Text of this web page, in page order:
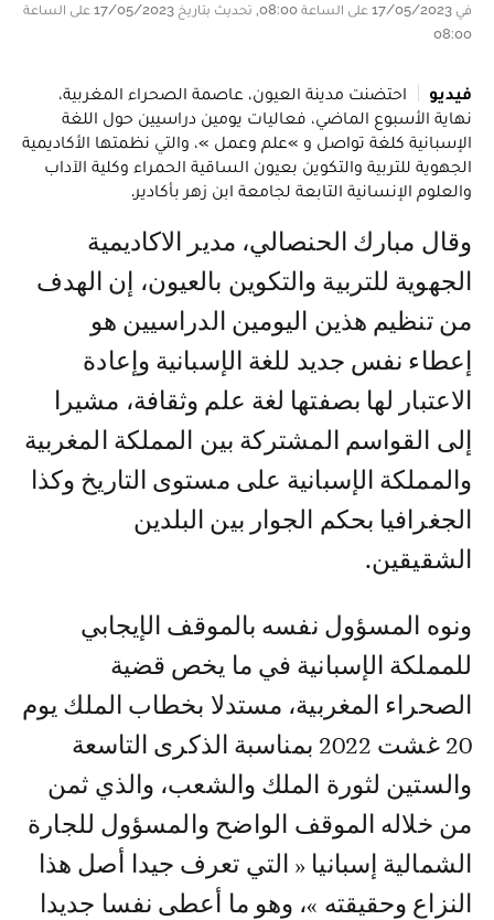
في 17/05/2023 على الساعة 08:00, تحديث بتاريخ 17/05/2023 على الساعة
08:00
فيديو
احتضنت مدينة العيون، عاصمة الصحراء المغربية،
نهاية الأسبوع الماضي، فعاليات يومين دراسيين حول اللغة
الإسبانية كلغة تواصل و »علم وعمل »، والتي نظمتها الأكاديمية
الجهوية للتربية والتكوين بعيون الساقية الحمراء وكلية الآداب
والعلوم الإنسانية التابعة لجامعة ابن زهر بأكادير.
وقال مبارك الحنصالي، مدير الاكاديمية
الجهوية للتربية والتكوين بالعيون، إن الهدف
من تنظيم هذين اليومين الدراسيين هو
إعطاء نفس جديد للغة الإسبانية وإعادة
الاعتبار لها بصفتها لغة علم وثقافة، مشيرا
إلى القواسم المشتركة بين المملكة المغربية
والمملكة الإسبانية على مستوى التاريخ وكذا
الجغرافيا بحكم الجوار بين البلدين
الشقيقين.
ونوه المسؤول نفسه بالموقف الإيجابي
للمملكة الإسبانية في ما يخص قضية
الصحراء المغربية، مستدلا بخطاب الملك يوم
20 غشت 2022 بمناسبة الذكرى التاسعة
والستين لثورة الملك والشعب، والذي ثمن
من خلاله الموقف الواضح والمسؤول للجارة
الشمالية إسبانيا « التي تعرف جيدا أصل هذا
النزاع وحقيقته »، وهو ما أعطى نفسا جديدا